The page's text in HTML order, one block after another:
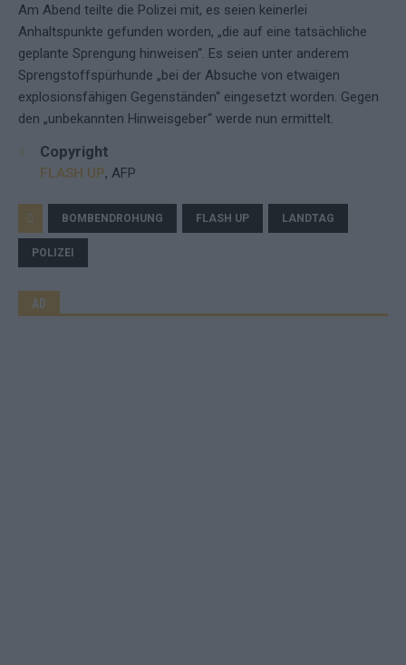
Am Abend teilte die Polizei mit, es seien keinerlei
Anhaltspunkte gefunden worden, „die auf eine tatsächliche
geplante Sprengung hinweisen“. Es seien unter anderem
Sprengstoffspürhunde „bei der Absuche von etwaigen
explosionsfähigen Gegenständen“ eingesetzt worden. Gegen
den „unbekannten Hinweisgeber“ werde nun ermittelt.
Copyright
FLASH UP, AFP
BOMBENDROHUNG FLASH UP LANDTAG
POLIZEI
AD